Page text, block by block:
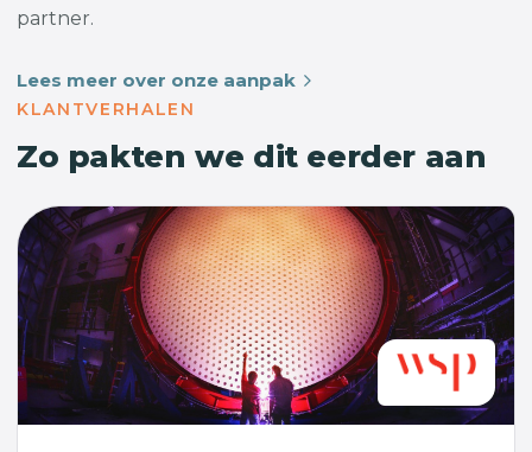
partner.
Lees meer over onze aanpak
KLANTVERHALEN
Zo pakten we dit eerder aan